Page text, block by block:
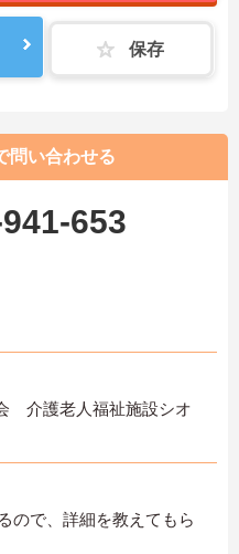
保存
問い合わせる
653
介護老人福祉施設シオ
ので、詳細を教えてもら